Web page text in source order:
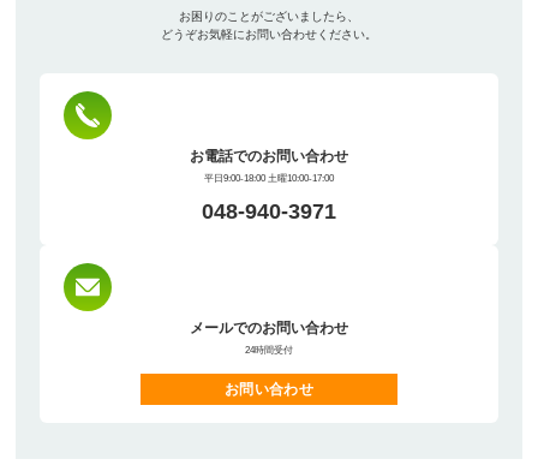
お困りのことがございましたら、
どうぞお気軽にお問い合わせください。
お電話でのお問い合わせ
平日9:00-18:00 土曜10:00-17:00
048-940-3971
メールでのお問い合わせ
24時間受付
お問い合わせ